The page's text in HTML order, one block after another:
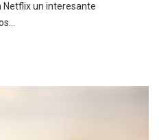
Netflix un interesante